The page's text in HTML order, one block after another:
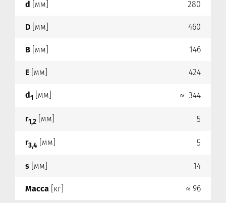
d [мм] 280
D [мм] 460
B [мм] 146
E [мм] 424
d1 [мм] ≈ 344
r1,2 [мм] 5
r3,4 [мм] 5
s [мм] 14
Масса [кг] ≈ 96